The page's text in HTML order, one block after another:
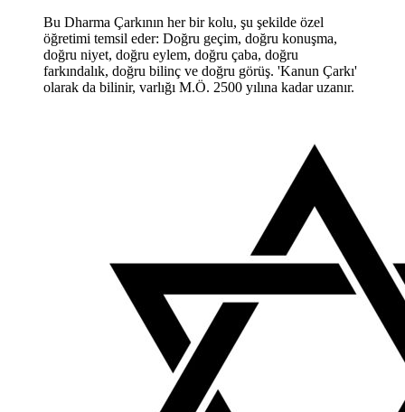
Bu Dharma Çarkının her bir kolu, şu şekilde özel
öğretimi temsil eder: Doğru geçim, doğru konuşma,
doğru niyet, doğru eylem, doğru çaba, doğru
farkındalık, doğru bilinç ve doğru görüş. 'Kanun Çarkı'
olarak da bilinir, varlığı M.Ö. 2500 yılına kadar uzanır.